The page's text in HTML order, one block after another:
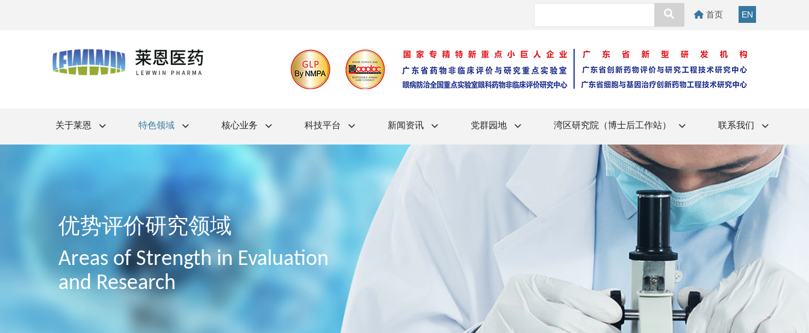
首页 EN
关于莱恩 特色领域 核心业务 科技平台 新闻资讯 党群园地 湾区研究院（博士后工作站） 联系我们
优势评价研究领域
Areas of Strength in Evaluation
and Research